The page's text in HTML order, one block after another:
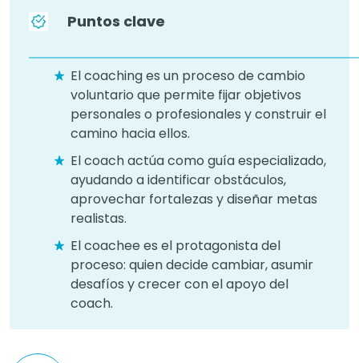
Puntos clave
El coaching es un proceso de cambio
voluntario que permite fijar objetivos
personales o profesionales y construir el
camino hacia ellos.
El coach actúa como guía especializado,
ayudando a identificar obstáculos,
aprovechar fortalezas y diseñar metas
realistas.
El coachee es el protagonista del
proceso: quien decide cambiar, asumir
desafíos y crecer con el apoyo del
coach.